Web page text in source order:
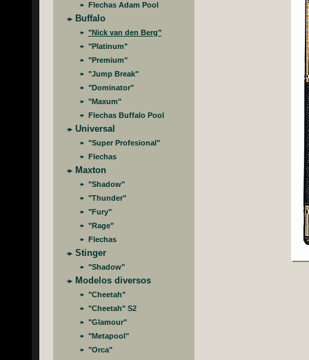
Flechas Adam Pool
Buffalo
"Nick van den Berg"
"Platinum"
"Premium"
"Jump Break"
"Dominator"
"Maxum"
Flechas Buffalo Pool
Universal
"Super Profesional"
Flechas
Maxton
"Shadow"
"Thunder"
"Fury"
"Rage"
Flechas
Stinger
"Shadow"
Modelos diversos
"Cheetah"
"Cheetah" S2
"Glamour"
"Metapool"
"Orca"